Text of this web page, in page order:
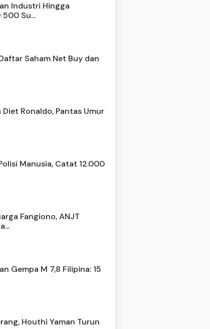
Industri Hingga
500 Su...
Saham Net Buy dan
Diet Ronaldo, Pantas Umur
Manusia, Catat 12.000
Fangiono, ANJT
Gempa M 7,8 Filipina: 15
Houthi Yaman Turun